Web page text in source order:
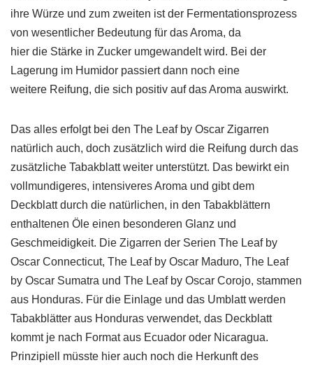
ihre Würze und zum zweiten ist der Fermentationsprozess
von wesentlicher Bedeutung für das Aroma, da
hier die Stärke in Zucker umgewandelt wird. Bei der
Lagerung im Humidor passiert dann noch eine
weitere Reifung, die sich positiv auf das Aroma auswirkt.
Das alles erfolgt bei den The Leaf by Oscar Zigarren
natürlich auch, doch zusätzlich wird die Reifung durch das
zusätzliche Tabakblatt weiter unterstützt. Das bewirkt ein
vollmundigeres, intensiveres Aroma und gibt dem
Deckblatt durch die natürlichen, in den Tabakblättern
enthaltenen Öle einen besonderen Glanz und
Geschmeidigkeit. Die Zigarren der Serien The Leaf by
Oscar Connecticut, The Leaf by Oscar Maduro, The Leaf
by Oscar Sumatra und The Leaf by Oscar Corojo, stammen
aus Honduras. Für die Einlage und das Umblatt werden
Tabakblätter aus Honduras verwendet, das Deckblatt
kommt je nach Format aus Ecuador oder Nicaragua.
Prinzipiell müsste hier auch noch die Herkunft des